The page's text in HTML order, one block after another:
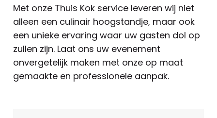
Met onze Thuis Kok service leveren wij niet
alleen een culinair hoogstandje, maar ook
een unieke ervaring waar uw gasten dol op
zullen zijn. Laat ons uw evenement
onvergetelijk maken met onze op maat
gemaakte en professionele aanpak.